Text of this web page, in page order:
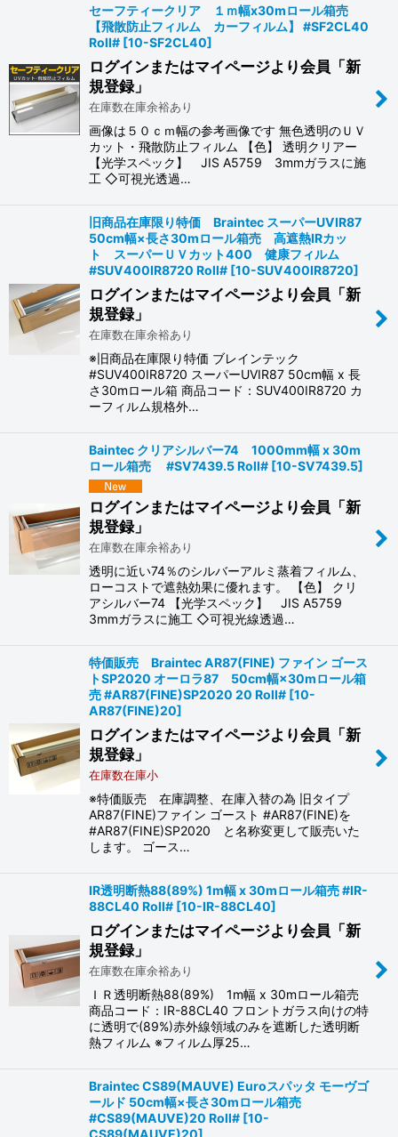
セーフティークリア １ｍ幅x30mロール箱売
【飛散防止フィルム カーフィルム】 #SF2CL40
Roll# [10-SF2CL40]
ログインまたはマイページより会員「新
規登録」
在庫数在庫余裕あり
画像は５０ｃｍ幅の参考画像です 無色透明のＵＶ
カット・飛散防止フィルム 【色】 透明クリアー
【光学スペック】 JIS A5759 3mmガラスに施
工 ◇可視光透過…
旧商品在庫限り特価 Braintec スーパーUVIR87
50cm幅×長さ30mロール箱売 高遮熱IRカッ
ト スーパーＵＶカット400 健康フィルム
#SUV400IR8720 Roll# [10-SUV400IR8720]
ログインまたはマイページより会員「新
規登録」
在庫数在庫余裕あり
※旧商品在庫限り特価 ブレインテック
#SUV400IR8720 スーパーUVIR87 50cm幅 x 長
さ30mロール箱 商品コード：SUV400IR8720 カ
ーフィルム規格外…
Baintec クリアシルバー74 1000mm幅 x 30m
ロール箱売 #SV7439.5 Roll# [10-SV7439.5]
ログインまたはマイページより会員「新
規登録」
在庫数在庫余裕あり
透明に近い74％のシルバーアルミ蒸着フィルム、
ローコストで遮熱効果に優れます。 【色】 クリ
アシルバー74 【光学スペック】 JIS A5759
3mmガラスに施工 ◇可視光線透過…
特価販売 Braintec AR87(FINE) ファイン ゴース
トSP2020 オーロラ87 50cm幅×30mロール箱
売 #AR87(FINE)SP2020 20 Roll# [10-
AR87(FINE)20]
ログインまたはマイページより会員「新
規登録」
在庫数在庫小
※特価販売 在庫調整、在庫入替の為 旧タイプ
AR87(FINE)ファイン ゴースト #AR87(FINE)を
#AR87(FINE)SP2020 と名称変更して販売いた
します。 ゴース…
IR透明断熱88(89%) 1m幅 x 30mロール箱売 #IR-
88CL40 Roll# [10-IR-88CL40]
ログインまたはマイページより会員「新
規登録」
在庫数在庫余裕あり
ＩＲ透明断熱88(89%) 1m幅 x 30mロール箱売
商品コード：IR-88CL40 フロントガラス向けの特
に透明で(89%)赤外線領域のみを遮断した透明断
熱フィルム ※フィルム厚25…
Braintec CS89(MAUVE) Euroスパッタ モーヴゴ
ールド 50cm幅×長さ30mロール箱売
#CS89(MAUVE)20 Roll# [10-
CS89(MAUVE)20]